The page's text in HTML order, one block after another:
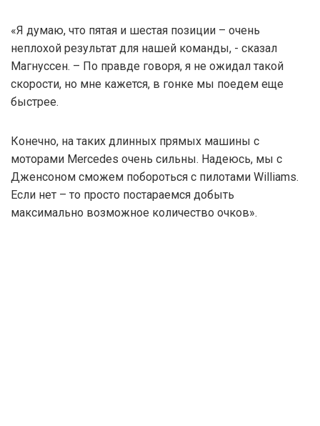
«Я думаю, что пятая и шестая позиции – очень
неплохой результат для нашей команды, - сказал
Магнуссен. – По правде говоря, я не ожидал такой
скорости, но мне кажется, в гонке мы поедем еще
быстрее.
Конечно, на таких длинных прямых машины с
моторами Mercedes очень сильны. Надеюсь, мы с
Дженсоном сможем побороться с пилотами Williams.
Если нет – то просто постараемся добыть
максимально возможное количество очков».